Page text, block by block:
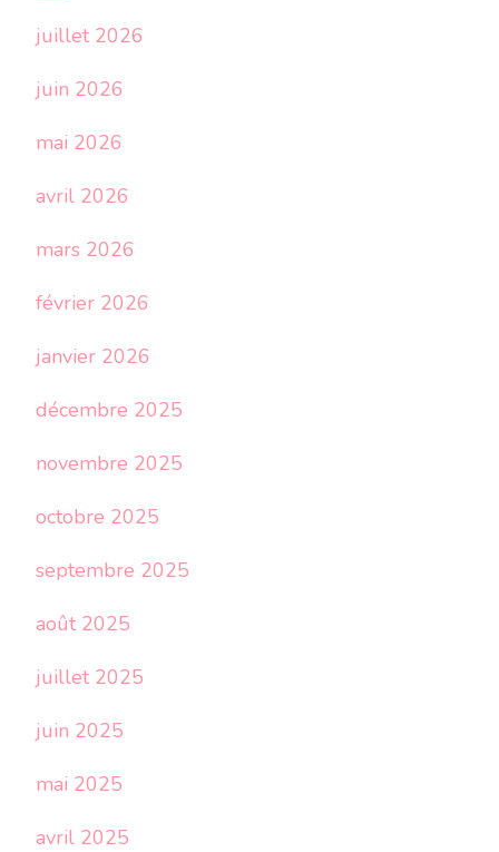
juillet 2026
juin 2026
mai 2026
avril 2026
mars 2026
février 2026
janvier 2026
décembre 2025
novembre 2025
octobre 2025
septembre 2025
août 2025
juillet 2025
juin 2025
mai 2025
avril 2025